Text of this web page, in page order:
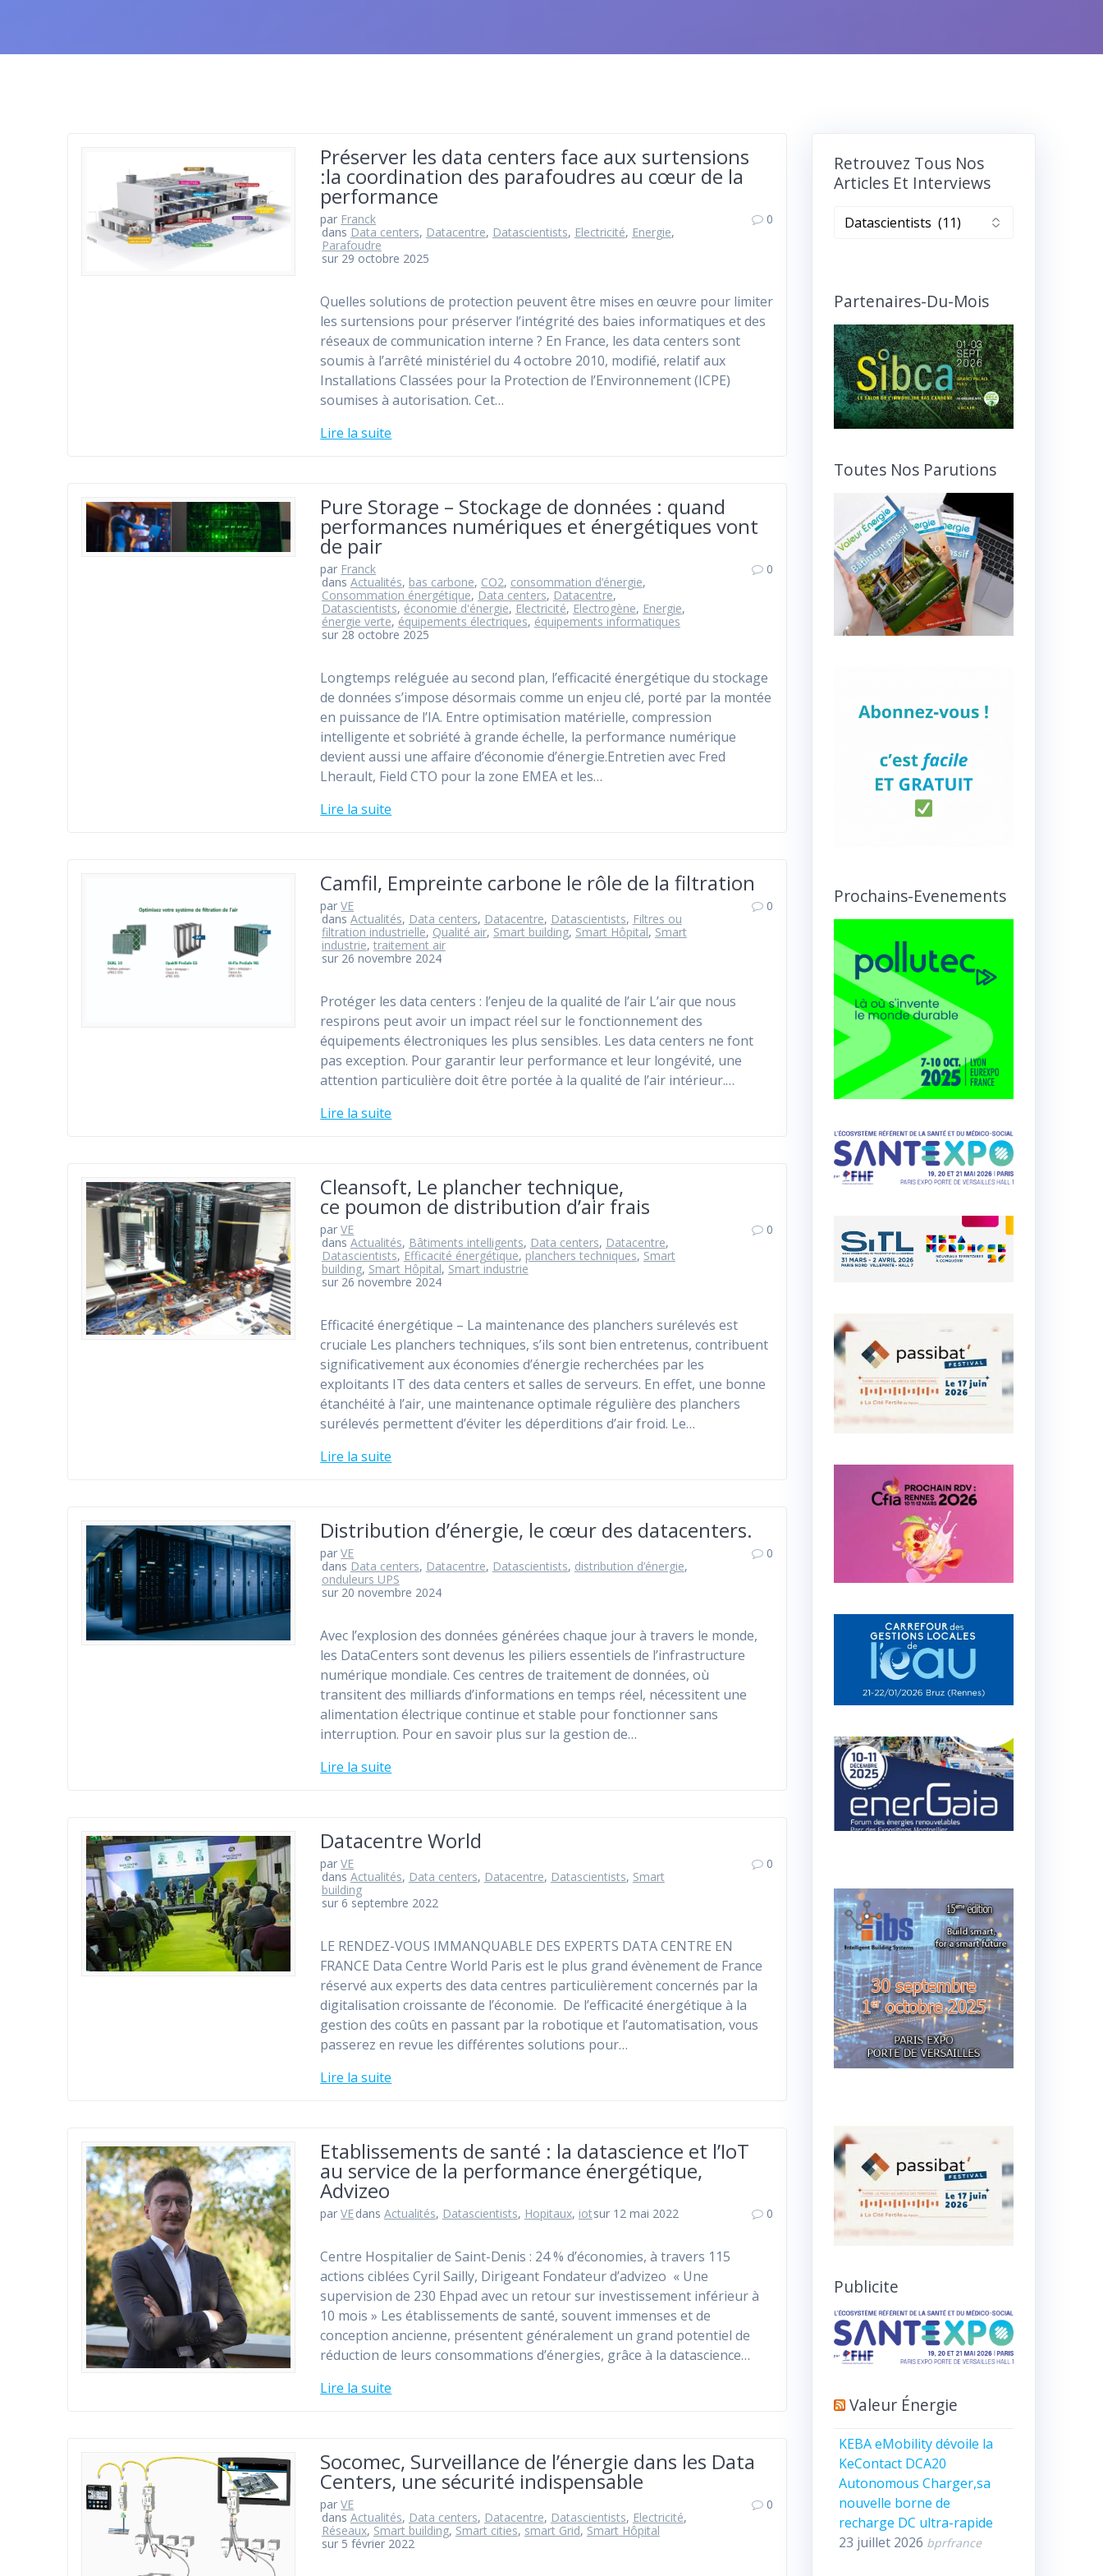
Préserver les data centers face aux surtensions
:la coordination des parafoudres au cœur de la
performance
par Franck
dans Data centers, Datacentre, Datascientists, Electricité, Energie,
Parafoudre
sur 29 octobre 2025
0
Quelles solutions de protection peuvent être mises en œuvre pour limiter
les surtensions pour préserver l’intégrité des baies informatiques et des
réseaux de communication interne ? En France, les data centers sont
soumis à l’arrêté ministériel du 4 octobre 2010, modifié, relatif aux
Installations Classées pour la Protection de l’Environnement (ICPE)
soumises à autorisation. Cet…
Lire la suite
Pure Storage – Stockage de données : quand
performances numériques et énergétiques vont
de pair
par Franck
dans Actualités, bas carbone, CO2, consommation d’énergie,
Consommation énergétique, Data centers, Datacentre,
Datascientists, économie d'énergie, Electricité, Electrogène, Energie,
énergie verte, équipements électriques, équipements informatiques
sur 28 octobre 2025
0
Longtemps reléguée au second plan, l’efficacité énergétique du stockage
de données s’impose désormais comme un enjeu clé, porté par la montée
en puissance de l’IA. Entre optimisation matérielle, compression
intelligente et sobriété à grande échelle, la performance numérique
devient aussi une affaire d’économie d’énergie.Entretien avec Fred
Lherault, Field CTO pour la zone EMEA et les…
Lire la suite
Camfil, Empreinte carbone le rôle de la filtration
parVE
dans Actualités, Data centers, Datacentre, Datascientists, Filtres ou
filtration industrielle, Qualité air, Smart building, Smart Hôpital, Smart
industrie, traitement air
sur 26 novembre 2024
0
Protéger les data centers : l’enjeu de la qualité de l’air L’air que nous
respirons peut avoir un impact réel sur le fonctionnement des
équipements électroniques les plus sensibles. Les data centers ne font
pas exception. Pour garantir leur performance et leur longévité, une
attention particulière doit être portée à la qualité de l’air intérieur.…
Lire la suite
Cleansoft, Le plancher technique,
ce poumon de distribution d’air frais
parVE
dans Actualités, Bâtiments intelligents, Data centers, Datacentre,
Datascientists, Efficacité énergétique, planchers techniques, Smart
building, Smart Hôpital, Smart industrie
sur 26 novembre 2024
0
Efficacité énergétique – La maintenance des planchers surélevés est
cruciale Les planchers techniques, s’ils sont bien entretenus, contribuent
significativement aux économies d’énergie recherchées par les
exploitants IT des data centers et salles de serveurs. En effet, une bonne
étanchéité à l’air, une maintenance optimale régulière des planchers
surélevés permettent d’éviter les déperditions d’air froid. Le…
Lire la suite
Distribution d’énergie, le cœur des datacenters.
parVE
dans Data centers, Datacentre, Datascientists, distribution d’énergie,
onduleurs UPS
sur 20 novembre 2024
0
Avec l’explosion des données générées chaque jour à travers le monde,
les DataCenters sont devenus les piliers essentiels de l’infrastructure
numérique mondiale. Ces centres de traitement de données, où
transitent des milliards d’informations en temps réel, nécessitent une
alimentation électrique continue et stable pour fonctionner sans
interruption. Pour en savoir plus sur la gestion de…
Lire la suite
Datacentre World
parVE
dans Actualités, Data centers, Datacentre, Datascientists, Smart
building
sur 6 septembre 2022
0
LE RENDEZ-VOUS IMMANQUABLE DES EXPERTS DATA CENTRE EN
FRANCE Data Centre World Paris est le plus grand évènement de France
réservé aux experts des data centres particulièrement concernés par la
digitalisation croissante de l’économie. De l’efficacité énergétique à la
gestion des coûts en passant par la robotique et l’automatisation, vous
passerez en revue les différentes solutions pour…
Lire la suite
Etablissements de santé : la datascience et l’IoT
au service de la performance énergétique,
Advizeo
parVEdans Actualités, Datascientists, Hopitaux, iotsur 12 mai 2022 0
Centre Hospitalier de Saint-Denis : 24 % d’économies, à travers 115
actions ciblées Cyril Sailly, Dirigeant Fondateur d’advizeo « Une
supervision de 230 Ehpad avec un retour sur investissement inférieur à
10 mois » Les établissements de santé, souvent immenses et de
conception ancienne, présentent généralement un grand potentiel de
réduction de leurs consommations d’énergies, grâce à la datascience…
Lire la suite
Socomec, Surveillance de l’énergie dans les Data
Centers, une sécurité indispensable
parVE
dans Actualités, Data centers, Datacentre, Datascientists, Electricité,
Réseaux, Smart building, Smart cities, smart Grid, Smart Hôpital
sur 5 février 2022
0
Retrouvez Tous Nos
Articles Et Interviews
Retrouvez
et
Partenaires-Du-Mois
Toutes Nos Parutions
Prochains-Evenements
Publicite
Valeur Énergie
KEBA eMobility dévoile la
KeContact DCA20
Autonomous Charger,sa
nouvelle borne de
recharge DC ultra-rapide
23 juillet 2026 bprfrance